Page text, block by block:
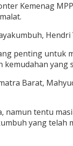
Kemenag
penting untuk
Barat,
namun tentu
yang